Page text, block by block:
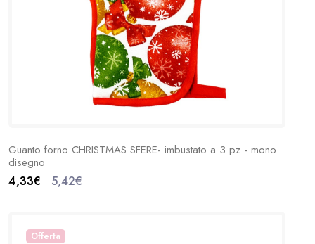
Guanto forno CHRISTMAS SFERE- imbustato a 3 pz - mono
disegno
4,33€ 5,42€
Offerta